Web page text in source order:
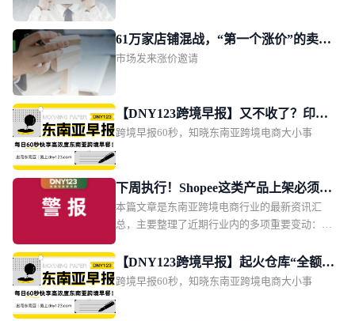
61万家店铺混战，“第一个涨价”的卖家
瓜分万亿蛋糕
市场发来涨价邀请
【DNY123跨境早报】又不收了？印尼
再次推迟电商代扣税；泰国电商规模预
跨境早报60秒，知晓东南亚跨境电商大小事
下周执行！Shopee这类产品上架必须双
证；Lazada突增禁运品类；越南强制卖
家主播实名认证
本篇文章是东南亚跨境电商行业的最新资讯汇
总，主要整理了近期行业内的多项重要变动：包
品上架必须提交完整有效资质文件；Lazada 新加
坡站点紧急更新跨境禁运清单。同时涵盖越南自
【DNY123跨境早报】起火仓库“全额投
保”！物流企业硬气回应；马尼拉拦截4
跨境早报60秒，知晓东南亚跨境电商大小事